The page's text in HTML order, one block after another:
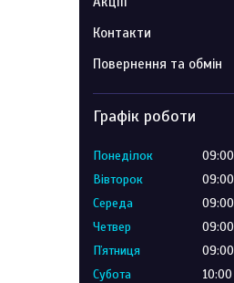
Контакти
Повернення та обмін
Графік роботи
Понеділок 09:00
Вівторок
09:00
Середа
09:00
Четвер
09:00
Пʼятниця
09:00
Субота
10:00